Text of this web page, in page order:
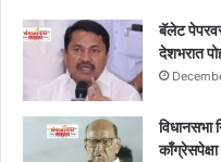
बॅलेट
देशभरात